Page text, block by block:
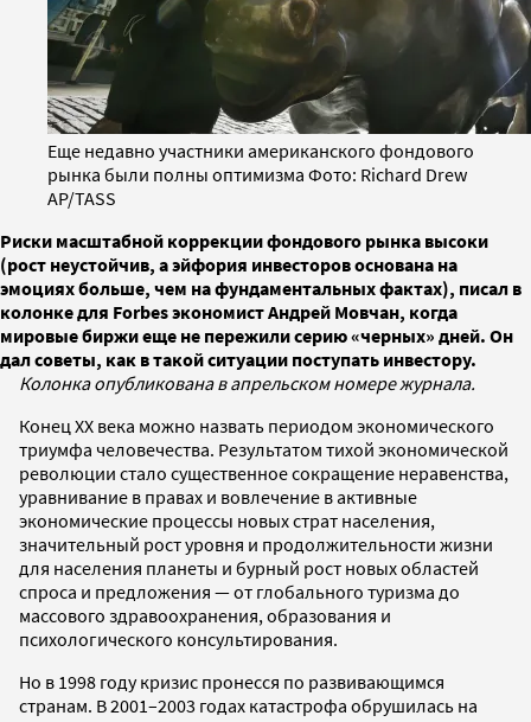
Еще недавно участники американского фондового
рынка были полны оптимизма Фото: Richard Drew
AP/TASS
Риски масштабной коррекции фондового рынка высоки
(рост неустойчив, а эйфория инвесторов основана на
эмоциях больше, чем на фундаментальных фактах), писал в
колонке для Forbes экономист Андрей Мовчан, когда
мировые биржи еще не пережили серию «черных» дней. Он
дал советы, как в такой ситуации поступать инвестору.
Колонка опубликована в апрельском номере журнала.
Конец XX века можно назвать периодом экономического
триумфа человечества. Результатом тихой экономической
революции стало существенное сокращение неравенства,
уравнивание в правах и вовлечение в активные
экономические процессы новых страт населения,
значительный рост уровня и продолжительности жизни
для населения планеты и бурный рост новых областей
спроса и предложения — от глобального туризма до
массового здравоохранения, образования и
психологического консультирования.
Но в 1998 году кризис пронесся по развивающимся
странам. В 2001–2003 годах катастрофа обрушилась на